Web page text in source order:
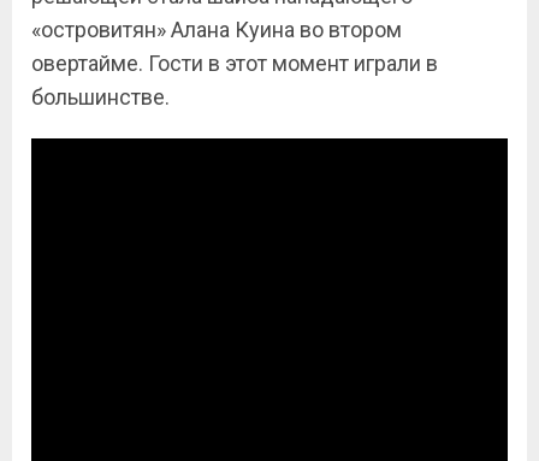
«островитян» Алана Куина во втором
овертайме. Гости в этот момент играли в
большинстве.